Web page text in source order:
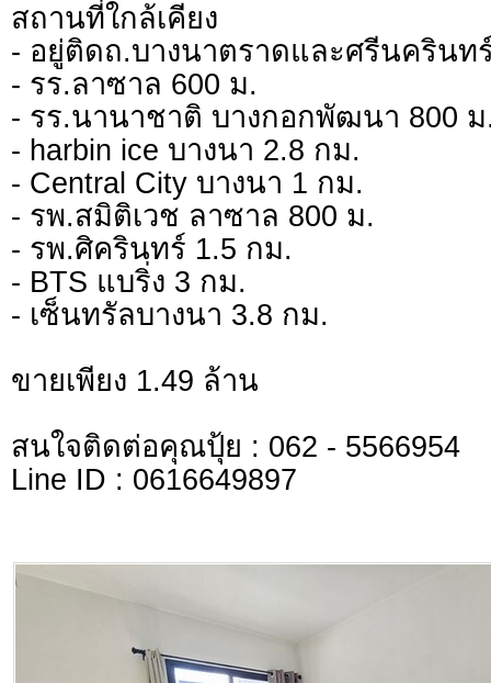
สถานที่ใกล้เคียง
- อยู่ติดถ.บางนาตราดและศรีนครินท
- รร.ลาซาล 600 ม.
- รร.นานาชาติ บางกอกพัฒนา 800
- harbin ice บางนา 2.8 กม.
- Central City บางนา 1 กม.
- รพ.สมิติเวช ลาซาล 800 ม.
- รพ.ศิครินทร์ 1.5 กม.
- BTS แบริ่ง 3 กม.
- เซ็นทรัลบางนา 3.8 กม.
ขายเพียง 1.49 ล้าน
สนใจติดต่อคุณปุ้ย : 062 - 5566954
Line ID : 0616649897